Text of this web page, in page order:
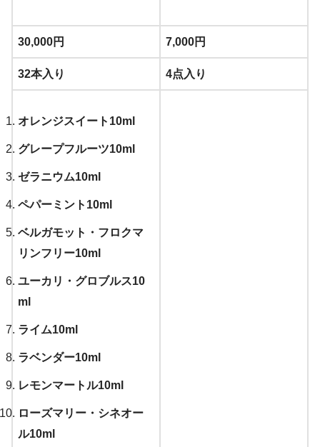
30,000円 7,000円
32本入り 4点入り
オレンジスイート10ml
グレープフルーツ10ml
ゼラニウム10ml
ペパーミント10ml
ベルガモット・フロクマ
リンフリー10ml
ユーカリ・グロブルス10
ml
ライム10ml
ラベンダー10ml
レモンマートル10ml
ローズマリー・シネオー
ル10ml